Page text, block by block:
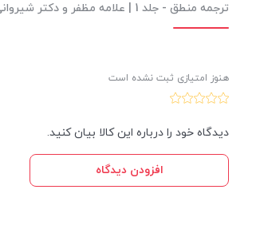
فصل اول:قضایا
اقسام قضیه
اجزای قضیه
ترجمه منطق - جلد 1 | علامه مظفر و دکتر شیروانی
هنوز امتیازی ثبت نشده است
دیدگاه خود را درباره این کالا بیان کنید.
افزودن دیدگاه